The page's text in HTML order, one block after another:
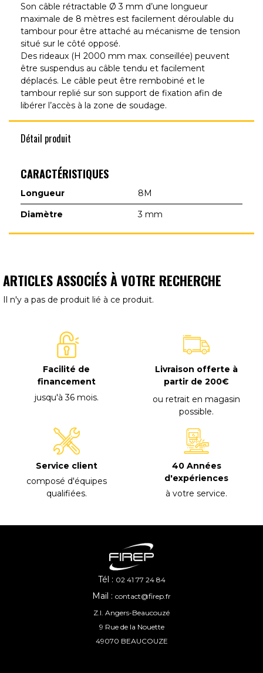
Son câble rétractable Ø 3 mm d’une longueur
maximale de 8 mètres est facilement déroulable du
tambour pour être attaché au mécanisme de tension
situé sur le côté opposé.
Des rideaux (H 2000 mm max. conseillée) peuvent
être suspendus au câble tendu et facilement
déplacés. Le câble peut être rembobiné et le
tambour replié sur son support de fixation afin de
libérer l’accès à la zone de soudage.
Détail produit
CARACTÉRISTIQUES
Longueur
8M
Diamètre
3 mm
ARTICLES ASSOCIÉS À VOTRE RECHERCHE
Il n'y a pas de produit lié à ce produit.
Facilité de
financement
jusqu'à 36 mois.
Livraison offerte à
partir de 200€
ou retrait en magasin
possible.
Service client
composé d'équipes
qualifiées.
40 Années
d'expériences
à votre service.
Tél : 02 41 77 24 84
Mail : contact@firep.fr
Z.I. Angers-Beaucouzé
9 Rue de la Nouette
49070 BEAUCOUZE